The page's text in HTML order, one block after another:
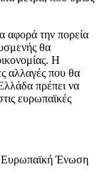
αφορά την πορεία
θα
Η
αλλαγές που θα
πρέπει να
ευρωπαϊκές
Ευρωπαϊκή Ένωση